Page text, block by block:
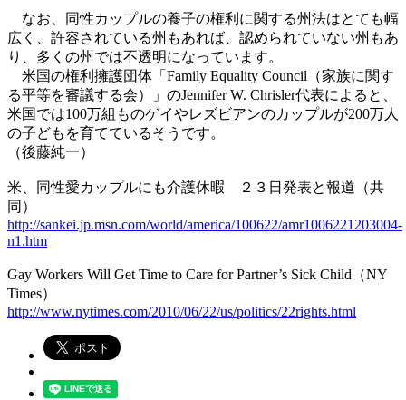
なお、同性カップルの養子の権利に関する州法はとても幅
広く、許容されている州もあれば、認められていない州もあ
り、多くの州では不透明になっています。
米国の権利擁護団体「Family Equality Council（家族に関す
る平等を審議する会）」のJennifer W. Chrisler代表によると、
米国では100万組ものゲイやレズビアンのカップルが200万人
の子どもを育てているそうです。
（後藤純一）
米、同性愛カップルにも介護休暇 ２３日発表と報道（共
同）
http://sankei.jp.msn.com/world/america/100622/amr1006221203004-
n1.htm
Gay Workers Will Get Time to Care for Partner’s Sick Child（NY
Times）
http://www.nytimes.com/2010/06/22/us/politics/22rights.html